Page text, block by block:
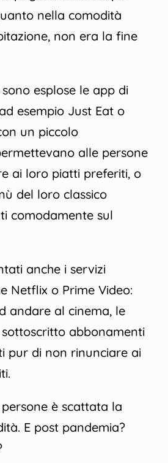
nella comodità
non era la fine
esplose le app di
esempio Just Eat o
un piccolo
alle persone
ai loro piatti preferiti, o
del loro classico
comodamente sul
anche i servizi
Netflix o Prime Video:
andare al cinema, le
abbonamenti
pur di non rinunciare ai
è scattata la
E post pandemia?